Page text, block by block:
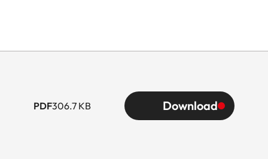
PDF306.7 KB Download